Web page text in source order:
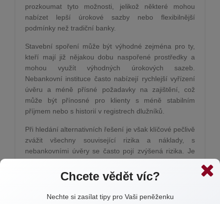
prozkoumat tyto možnosti, jelikož některé mohou
nabízet lepší úrokové sazby nebo flexibilnější
podmínky než tradiční banky.
Stavební spoření může být výhodné zejména pro ty,
kteří mají již nějakou dobu naspořené prostředky a
mohou využít výhodných úrokových sazeb.
Nebankovní instituce často nabízejí rychlejší vyřízení
úvěru a méně přísné požadavky na zajištění, což
může být přínosné pro klienty s méně stabilním
příjmem nebo s historií v registrech dlužníků.
Při hledání alternativních řešení je však klíčové pečlivě
zvážit všechny související rizika a náklady, s
nebankovními úvěry se často pojí zvýšená rizika. Je
odborníkem a zvážit všechny možnosti a jejich
Ať už se rozhodnete pro jakoukoliv cestu po skončení
Chcete vědět víc?
Nechte si zasílat tipy pro Vaši peněženku